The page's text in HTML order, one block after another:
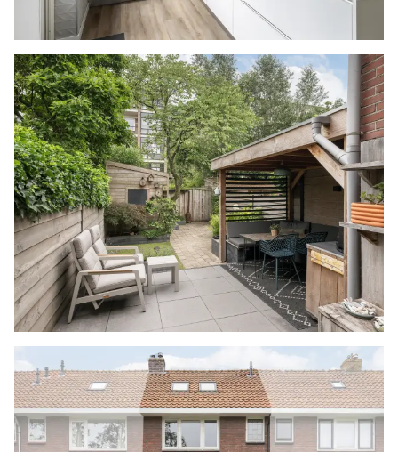
De overloop op deze verdieping beschikt over
een dakkapel, die wordt gedeeld met de
aangrenzende slaapkamer. Onder de dakkapel
zijn knieschotten aanwezig en op de vloer ligt
een PVC vloer, die is doorgetrokken naar de
slaapkamer. Daarnaast geeft deze overloop ook
toegang tot de inpandige berging, waarin zich
de Cv-ketel bevindt.
De derde slaapkamer is een ruime kamer met
vaste kaste en airconditioning. De schuine kap
aan de voorzijde is voorzien van twee dakramen
en aan weerszijden zijn knieschotten aanwezig.
BIJZONDERHEDEN
- Houten kozijnen die grotendeels zijn voorzien
van dubbel glas
- De achterdeur en de slaapkamer zijn voorzien